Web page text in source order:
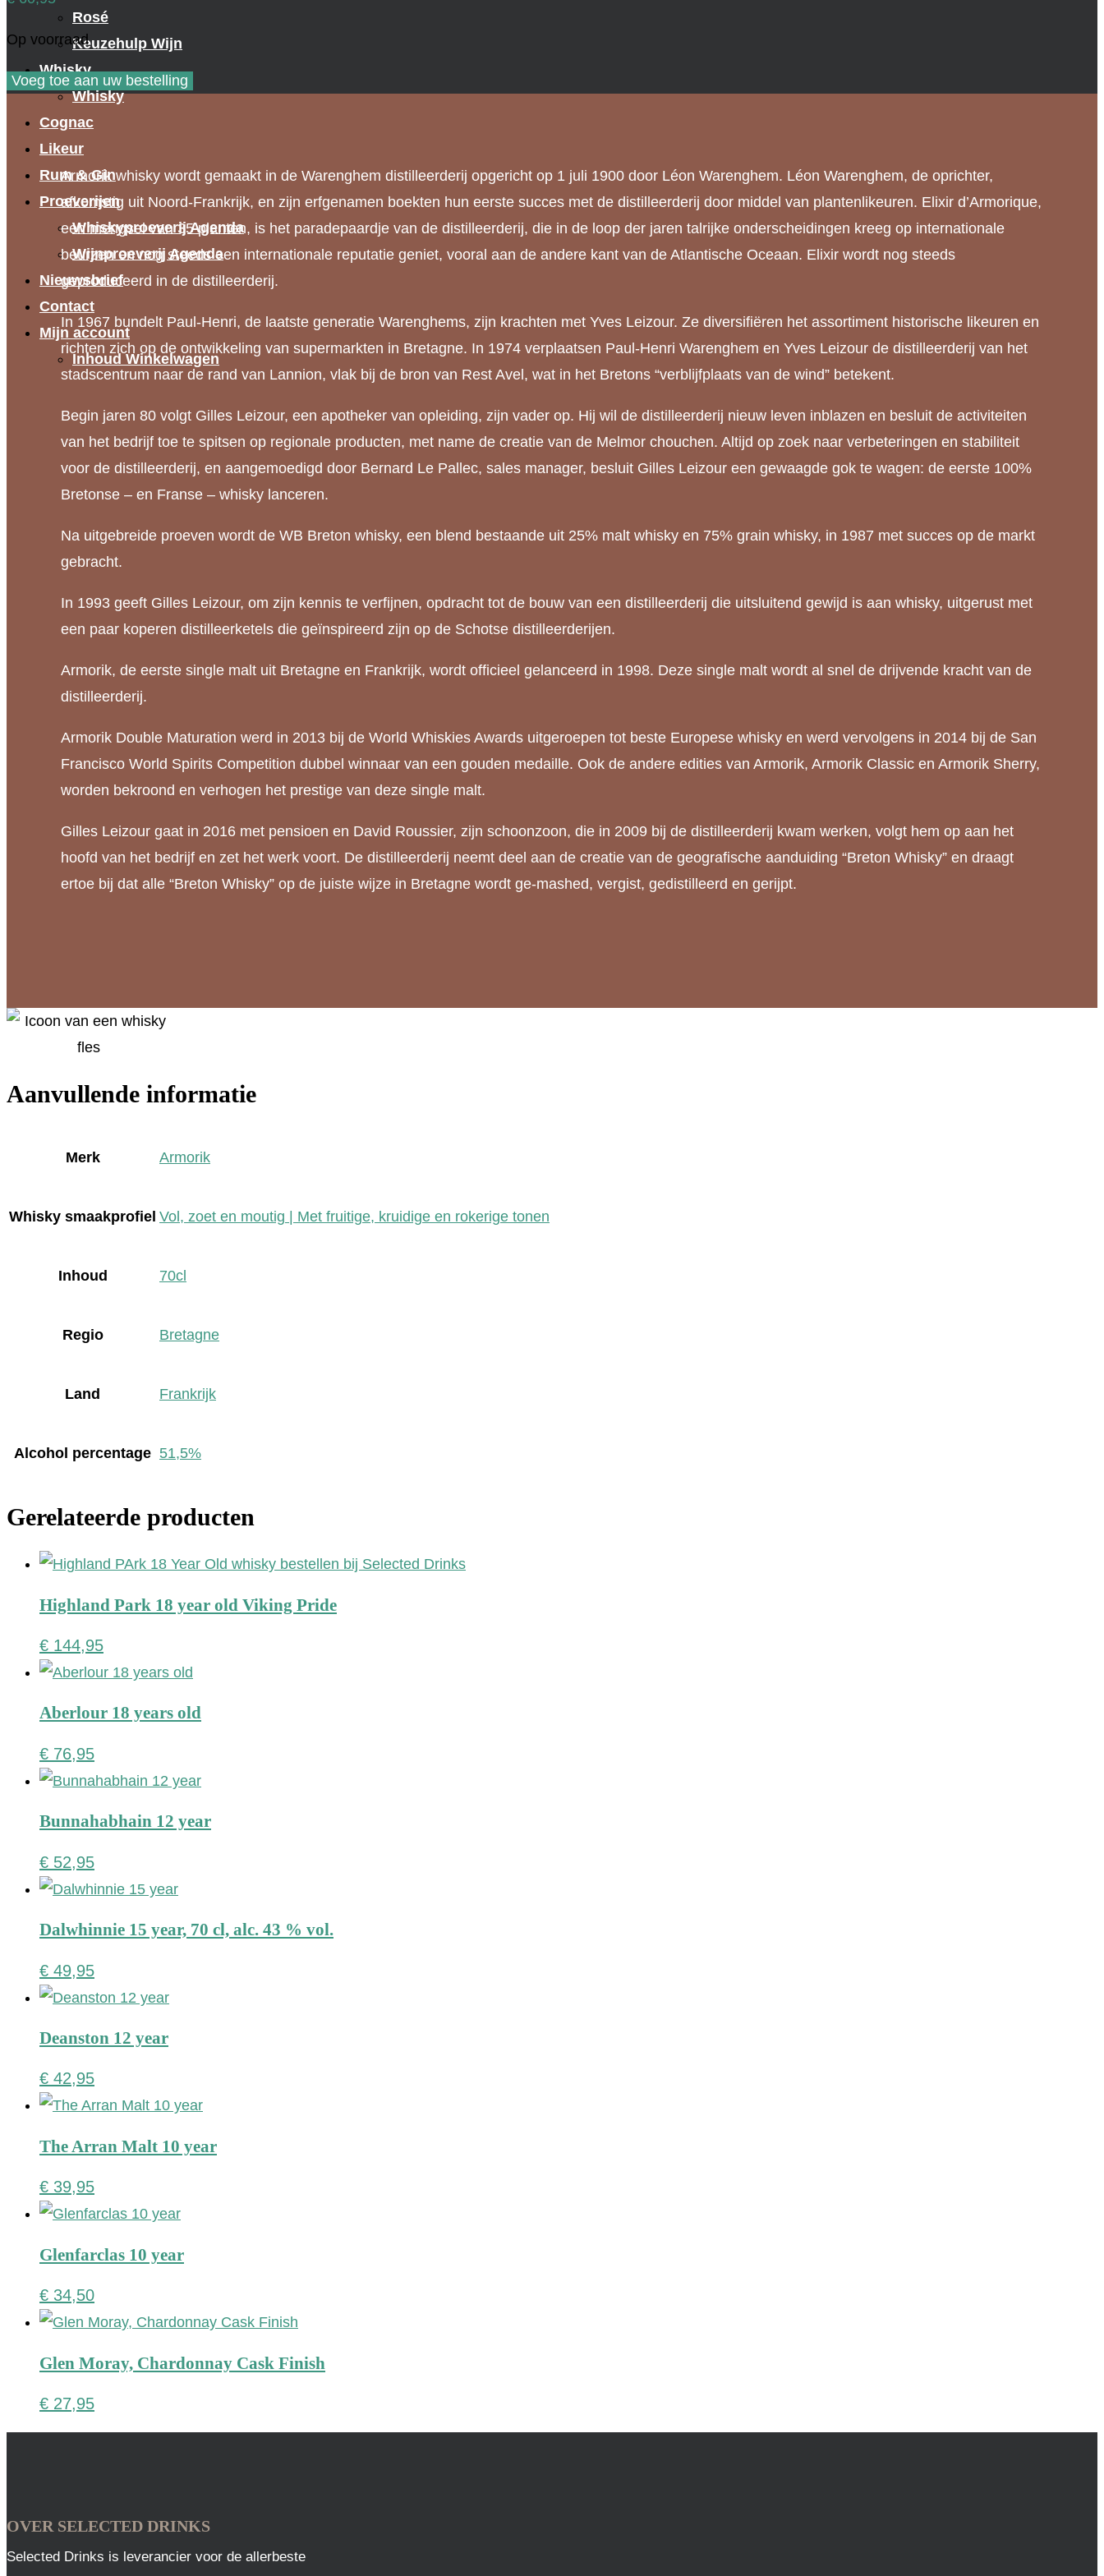
Rosé
Keuzehulp Wijn
Whisky
Whisky
Cognac
Likeur
Rum & Gin
Proeverijen
Whiskyproeverij Agenda
Wijnproeverij Agenda
Nieuwsbrief
Contact
Mijn account
Inhoud Winkelwagen
Op voorraad
Armorik
Single
Vinho
aantal
Voeg toe aan uw bestelling
Armorik whisky wordt gemaakt in de Warenghem distilleerderij opgericht op 1 juli 1900 door Léon Warenghem. Léon Warenghem, de oprichter,
afkomstig uit Noord-Frankrijk, en zijn erfgenamen boekten hun eerste succes met de distilleerderij door middel van plantenlikeuren. Elixir d’Armorique,
een mengsel van 35 planten, is het paradepaardje van de distilleerderij, die in de loop der jaren talrijke onderscheidingen kreeg op internationale
beurzen en nog steeds een internationale reputatie geniet, vooral aan de andere kant van de Atlantische Oceaan. Elixir wordt nog steeds
geproduceerd in de distilleerderij.
In 1967 bundelt Paul-Henri, de laatste generatie Warenghems, zijn krachten met Yves Leizour. Ze diversifiëren het assortiment historische likeuren en
richten zich op de ontwikkeling van supermarkten in Bretagne. In 1974 verplaatsen Paul-Henri Warenghem en Yves Leizour de distilleerderij van het
stadscentrum naar de rand van Lannion, vlak bij de bron van Rest Avel, wat in het Bretons “verblijfplaats van de wind” betekent.
Begin jaren 80 volgt Gilles Leizour, een apotheker van opleiding, zijn vader op. Hij wil de distilleerderij nieuw leven inblazen en besluit de activiteiten
van het bedrijf toe te spitsen op regionale producten, met name de creatie van de Melmor chouchen. Altijd op zoek naar verbeteringen en stabiliteit
voor de distilleerderij, en aangemoedigd door Bernard Le Pallec, sales manager, besluit Gilles Leizour een gewaagde gok te wagen: de eerste 100%
Bretonse – en Franse – whisky lanceren.
Na uitgebreide proeven wordt de WB Breton whisky, een blend bestaande uit 25% malt whisky en 75% grain whisky, in 1987 met succes op de markt
gebracht.
In 1993 geeft Gilles Leizour, om zijn kennis te verfijnen, opdracht tot de bouw van een distilleerderij die uitsluitend gewijd is aan whisky, uitgerust met
een paar koperen distilleerketels die geïnspireerd zijn op de Schotse distilleerderijen.
Armorik, de eerste single malt uit Bretagne en Frankrijk, wordt officieel gelanceerd in 1998. Deze single malt wordt al snel de drijvende kracht van de
distilleerderij.
Armorik Double Maturation werd in 2013 bij de World Whiskies Awards uitgeroepen tot beste Europese whisky en werd vervolgens in 2014 bij de San
Francisco World Spirits Competition dubbel winnaar van een gouden medaille. Ook de andere edities van Armorik, Armorik Classic en Armorik Sherry,
worden bekroond en verhogen het prestige van deze single malt.
Gilles Leizour gaat in 2016 met pensioen en David Roussier, zijn schoonzoon, die in 2009 bij de distilleerderij kwam werken, volgt hem op aan het
hoofd van het bedrijf en zet het werk voort. De distilleerderij neemt deel aan de creatie van de geografische aanduiding “Breton Whisky” en draagt
ertoe bij dat alle “Breton Whisky” op de juiste wijze in Bretagne wordt ge-mashed, vergist, gedistilleerd en gerijpt.
Aanvullende informatie
Merk Armorik
Whisky smaakprofiel Vol, zoet en moutig | Met fruitige, kruidige en rokerige tonen
Inhoud 70cl
Regio Bretagne
Land Frankrijk
Alcohol percentage 51,5%
Gerelateerde producten
Highland Park 18 year old Viking Pride
€ 144,95
Aberlour 18 years old
€ 76,95
Bunnahabhain 12 year
€ 52,95
Dalwhinnie 15 year, 70 cl, alc. 43 % vol.
€ 49,95
Deanston 12 year
€ 42,95
The Arran Malt 10 year
€ 39,95
Glenfarclas 10 year
€ 34,50
Glen Moray, Chardonnay Cask Finish
€ 27,95
OVER SELECTED DRINKS
Selected Drinks is leverancier voor de allerbeste